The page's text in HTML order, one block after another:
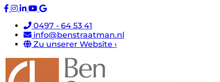
0497 - 64 53 41
info@benstraatman.nl
Zu unserer Website ›